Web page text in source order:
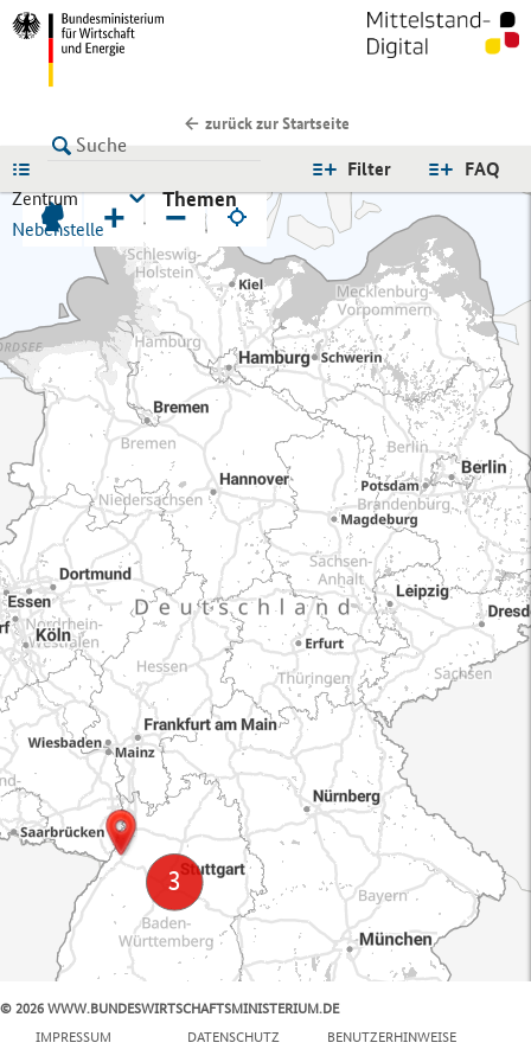
zurück zur Startseite
FAQ
Filter
Zentrum
Nebenstelle
Themen
+ −
© 2026 WWW.BUNDESWIRTSCHAFTSMINISTERIUM.DE
IMPRESSUM
DATENSCHUTZ BENUTZERHINWEISE